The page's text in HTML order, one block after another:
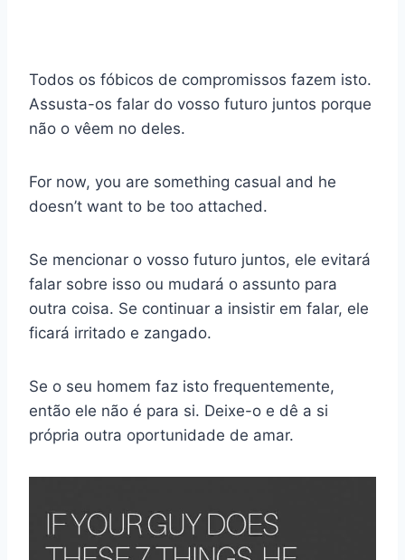
Todos os fóbicos de compromissos fazem isto.
Assusta-os falar do vosso futuro juntos porque
não o vêem no deles.
For now, you are something casual and he
doesn’t want to be too attached.
Se mencionar o vosso futuro juntos, ele evitará
falar sobre isso ou mudará o assunto para
outra coisa. Se continuar a insistir em falar, ele
ficará irritado e zangado.
Se o seu homem faz isto frequentemente,
então ele não é para si. Deixe-o e dê a si
própria outra oportunidade de amar.